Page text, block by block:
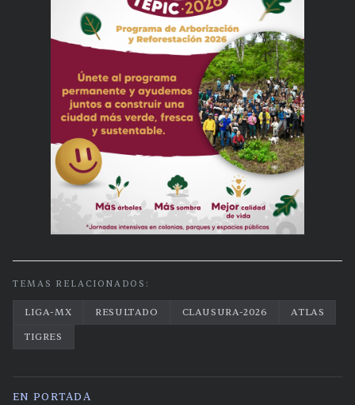
TEMAS RELACIONADOS:
LIGA-MX RESULTADO CLAUSURA-2026
ATLAS
TIGRES
EN PORTADA